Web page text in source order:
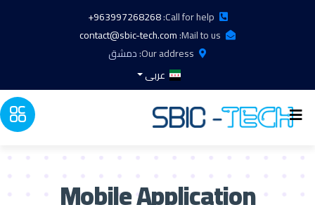
Call for help:
963997268268+
Mail to us:
contact@sbic-tech.com
Our address: دمشق
عربى